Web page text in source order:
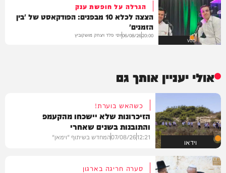
VOD
הגרלה על חופשת ענק
הצצה לכלא 10 מבפנים: הפודקאסט של 'בין
הזמנים'
20:00
06/08/26יוסי פלד ויצחק מושקוביץ
אולי יעניין אותך גם
וידאו
כשהאש בוערת!
הזיכרונות שלא יישכחו מהקעמפ
והתובנות בשנים שאחרי
12:21
07/08/26המחדש בשיתוף "וימאן"
סערה חריגה בארגון